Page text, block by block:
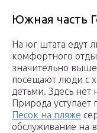
Южная часть
На юг штата едут
комфортного
значительно
посещают люди с
детьми. Здесь
Природа
Песок на пляже
обслуживание на